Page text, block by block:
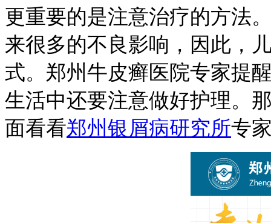
更重要的是注意治疗的方法
来很多的不良影响，因此，
式。郑州牛皮癣医院专家提
生活中还要注意做好护理。
面看看郑州银屑病研究所专